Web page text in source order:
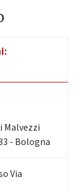
Malvezzi
- Bologna
Via